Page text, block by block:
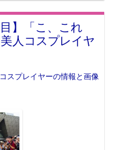
】「こ、これ
人コスプレイヤ
スプレイヤーの情報と画像